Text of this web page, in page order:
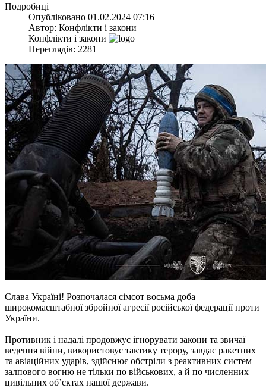
Подробиці
Опубліковано 01.02.2024 07:16
Автор: Конфлікти і закони
Конфлікти і закони
Переглядів: 2281
Слава Україні! Розпочалася сімсот восьма доба
широкомасштабної збройної агресії російської федерації проти
України.
Противник і надалі продовжує ігнорувати закони та звичаї
ведення війни, використовує тактику терору, завдає ракетних
та авіаційних ударів, здійснює обстріли з реактивних систем
залпового вогню не тільки по військових, а й по численних
цивільних об’єктах нашої держави.